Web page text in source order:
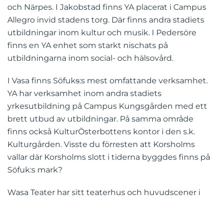
och Närpes. I Jakobstad finns YA placerat i Campus
Allegro invid stadens torg. Där finns andra stadiets
utbildningar inom kultur och musik. I Pedersöre
finns en YA enhet som starkt nischats på
utbildningarna inom social- och hälsovård.
I Vasa finns Söfuks:s mest omfattande verksamhet.
YA har verksamhet inom andra stadiets
yrkesutbildning på Campus Kungsgården med ett
brett utbud av utbildningar. På samma område
finns också KulturÖsterbottens kontor i den s.k.
Kulturgården. Visste du förresten att Korsholms
vallar där Korsholms slott i tiderna byggdes finns på
Söfuk:s mark?
Wasa Teater har sitt teaterhus och huvudscener i